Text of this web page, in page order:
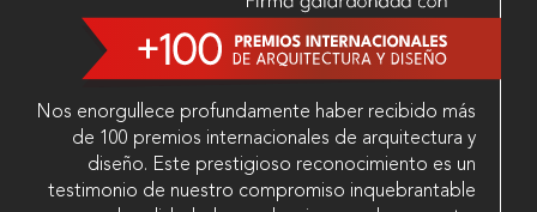
Nos enorgullece profundamente haber recibido más
de 100 premios internacionales de arquitectura y
diseño. Este prestigioso reconocimiento es un
testimonio de nuestro compromiso inquebrantable